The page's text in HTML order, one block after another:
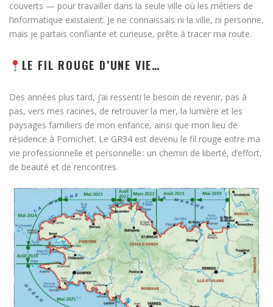
couverts — pour travailler dans la seule ville où les métiers de
l’informatique existaient. Je ne connaissais ni la ville, ni personne,
mais je partais confiante et curieuse, prête à tracer ma route.
LE FIL ROUGE D’UNE VIE…
Des années plus tard, j’ai ressenti le besoin de revenir, pas à
pas, vers mes racines, de retrouver la mer, la lumière et les
paysages familiers de mon enfance, ainsi que mon lieu de
résidence à Pornichet. Le GR34 est devenu le fil rouge entre ma
vie professionnelle et personnelle : un chemin de liberté, d’effort,
de beauté et de rencontres.